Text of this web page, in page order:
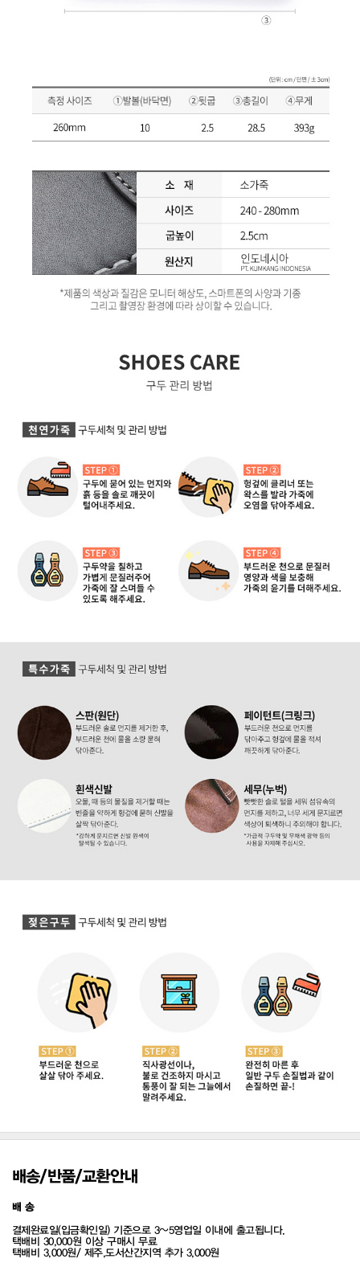
배송/반품/교환안내
배 송
결제완료일(입금확인일) 기준으로 3~5영업일 이내에 출고됩니다.
택배비 30,000원 이상 구매시 무료
택배비 3,000원/ 제주,도서산간지역 추가 3,000원